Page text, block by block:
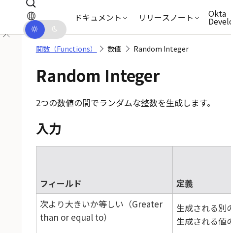
ントナビゲーションにスキップ
ドキュメント リリースノート Okta
関数（Functions） 数値 Random Integer
Random Integer
2つの数値の間でランダムな整数を生成します。
入力
フィールド 定義
次より大きいか等しい（Greater
than or equal to）
生成される別
生成される値